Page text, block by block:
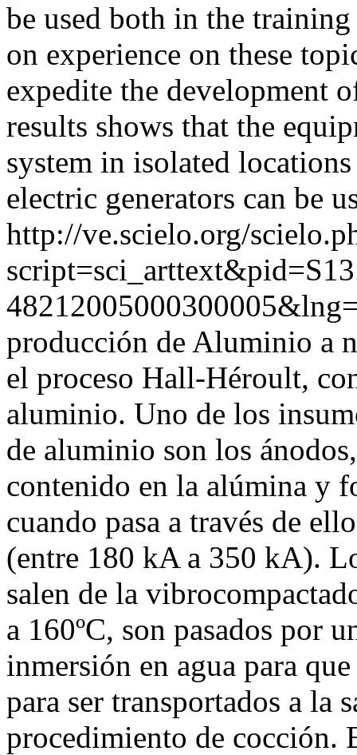
be used both in the
on experience on these
expedite the development
results shows that the
system in isolated
electric generators can be
http://ve.scielo.org/
producción de Aluminio a
el proceso Hall-Héroult,
aluminio. Uno de los
de aluminio son los
contenido en la alúmina y
cuando pasa a través de
(entre 180 kA a 350 kA).
salen de la
a 160ºC, son pasados por
inmersión en agua para
para ser transportados a la
procedimiento de cocción.